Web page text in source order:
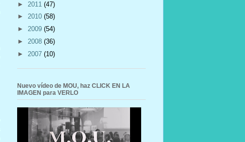
► 2011 (47)
► 2010 (58)
► 2009 (54)
► 2008 (36)
► 2007 (10)
Nuevo vídeo de MOU, haz CLICK EN LA
IMAGEN para VERLO